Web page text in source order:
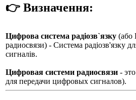
👉 Визначення:
Цифрова система радіозв`язку (або
радиосвязи) - Система радіозв'язку
сигналів.
Цифровая системи радиосвязи -
для передачи цифровых сигналов).